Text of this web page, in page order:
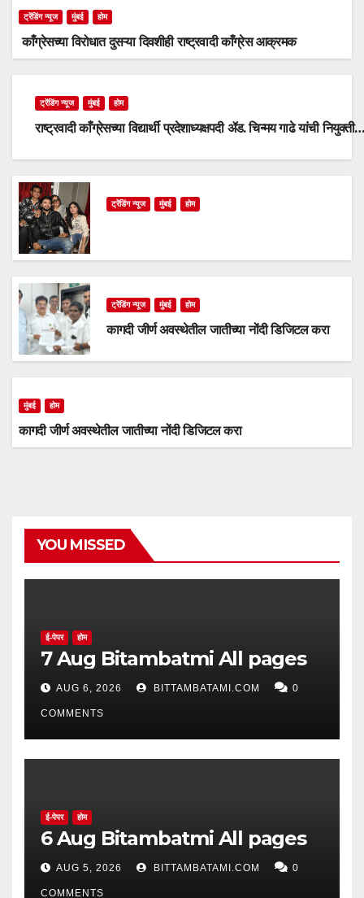
ट्रेंडिंग न्यूज मुंबई होम
काँग्रेसच्या विरोधात दुसऱ्या दिवशीही राष्ट्रवादी काँग्रेस आक्रमक
ट्रेंडिंग न्यूज मुंबई होम
राष्ट्रवादी काँग्रेसच्या विद्यार्थी प्रदेशाध्यक्षपदी ॲड. चिन्मय गाढे यांची नियुक्ती…
ट्रेंडिंग न्यूज मुंबई होम
ट्रेंडिंग न्यूज मुंबई होम
कागदी जीर्ण अवस्थेतील जातीच्या नोंदी डिजिटल करा
मुंबई होम
कागदी जीर्ण अवस्थेतील जातीच्या नोंदी डिजिटल करा
YOU MISSED
ई-पेपर होम
7 Aug Bitambatmi All pages
AUG 6, 2026 BITTAMBATAMI.COM 0
COMMENTS
ई-पेपर होम
6 Aug Bitambatmi All pages
AUG 5, 2026 BITTAMBATAMI.COM 0
COMMENTS